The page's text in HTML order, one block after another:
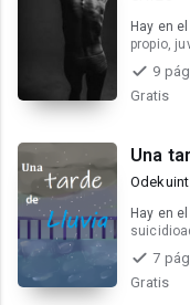
Hay en
propio,
9
Gratis
Una
Odekuint
Hay en
7
Gratis